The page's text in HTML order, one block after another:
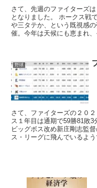
さて、先週のファイターズ
となりました。 ホークス戦
や三タテか、という既視感
催。今年は天候にも恵まれ
野球
さて、ファイターズの２０
ス１年目は通期で59勝81敗3
ビッグボス改め新庄剛志監
ス・リーグに飛んでいるよう